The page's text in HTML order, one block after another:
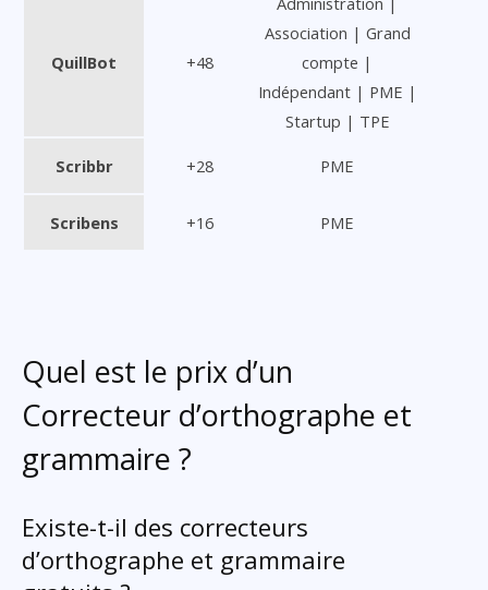
QuillBot +48
Association | Grand
compte |
Indépendant | PME |
Startup | TPE
Scribbr +28 PME
Scribens +16 PME
Quel est le prix d’un
Correcteur d’orthographe et
grammaire ?
Existe-t-il des correcteurs
d’orthographe et grammaire